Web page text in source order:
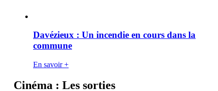
Davézieux : Un incendie en cours dans la
commune
En savoir +
Cinéma : Les sorties